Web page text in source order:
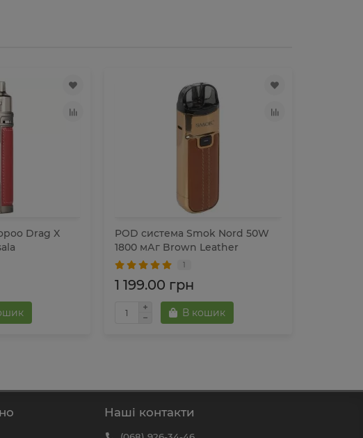
Drag X
POD система Smok Nord 50W
1800 мАг Brown Leather
1
1 199.00 грн
В кошик
Наші контакти